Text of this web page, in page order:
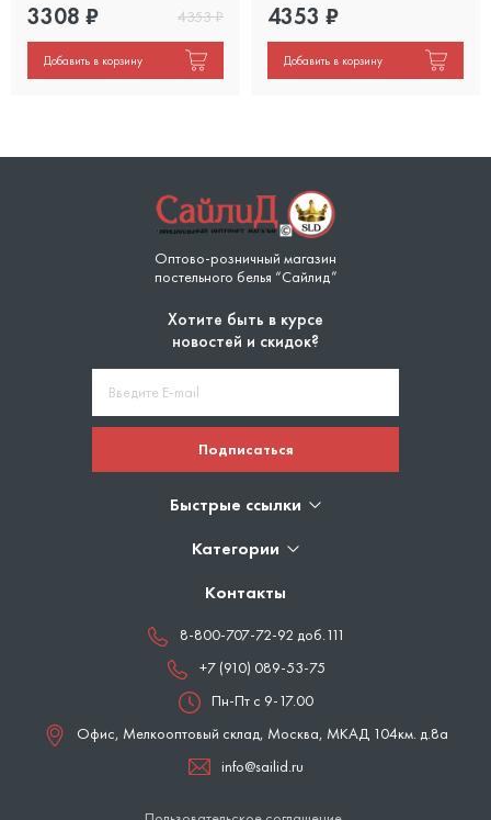
3308 ₽ 4353₽
Добавить в корзину
4353 ₽
Добавить в корзину
Оптово-розничный магазин
постельного белья “Сайлид”
Хотите быть в курсе
новостей и скидок?
Подписаться
Быстрые ссылки
Категории
Контакты
8-800-707-72-92 доб.111
+7 (910) 089-53-75
Пн-Пт с 9-17.00
Офис, Мелкооптовый склад, Москва, МКАД 104км. д.8а
info@sailid.ru